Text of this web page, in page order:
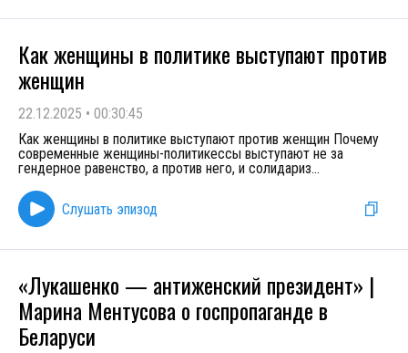
Как женщины в политике выступают против
женщин
22.12.2025 • 00:30:45
Как женщины в политике выступают против женщин Почему
современные женщины-политикессы выступают не за
гендерное равенство, а против него, и солидариз...
Слушать эпизод
«Лукашенко — антиженский президент» |
Марина Ментусова о госпропаганде в
Беларуси